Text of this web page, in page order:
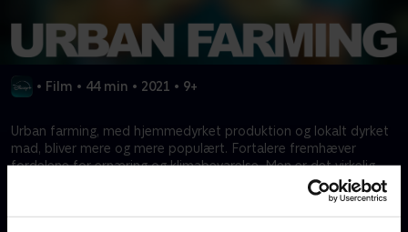
• Film • 44 min • 2021 • 9+
Urban farming, med hjemmedyrket produktion og lokalt dyrket
mad, bliver mere og mere populært. Fortalere fremhæver
fordelene for ernæring og klimabevarelse. Men er det virkelig
bæredygtigt? Er gør-det-selv-plantning og høstning værdifuldt,
eller er det bare et reklamestunt udtænkt af havecentrene?